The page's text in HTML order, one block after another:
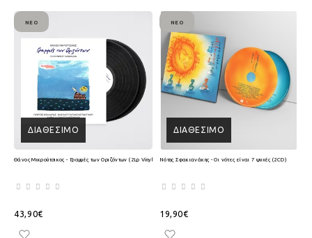
ΔΙΑΘΈΣΙΜΟ
ΝΈΟ
Θάνος Μικρούτσικος - Γραμμές των Οριζόντων (2Lp Vinyl)
43,90€
ΔΙΑΘΈΣΙΜΟ
ΝΈΟ
Νότης Σφακιανάκης - Οι νότες είναι 7 ψυχές (2CD)
19,90€